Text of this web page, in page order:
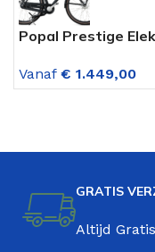
Popal Prestige
Vanaf € 1.449,00
GRATIS
Altijd Gratis